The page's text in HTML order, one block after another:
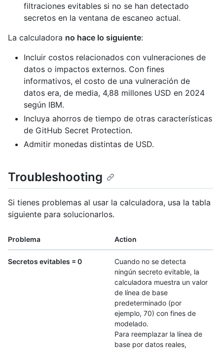
filtraciones evitables si no se han detectado
secretos en la ventana de escaneo actual.
La calculadora no hace lo siguiente:
Incluir costos relacionados con vulneraciones de
datos o impactos externos. Con fines
informativos, el costo de una vulneración de
datos era, de media, 4,88 millones USD en 2024
según IBM.
Incluya ahorros de tiempo de otras características
de GitHub Secret Protection.
Admitir monedas distintas de USD.
Troubleshooting
Si tienes problemas al usar la calculadora, usa la tabla
siguiente para solucionarlos.
Problema Action
Secretos evitables = 0
Cuando no se detecta
ningún secreto evitable, la
calculadora muestra un valor
de línea de base
predeterminado (por
ejemplo, 70) con fines de
modelado.
Para reemplazar la línea de
base por datos reales,